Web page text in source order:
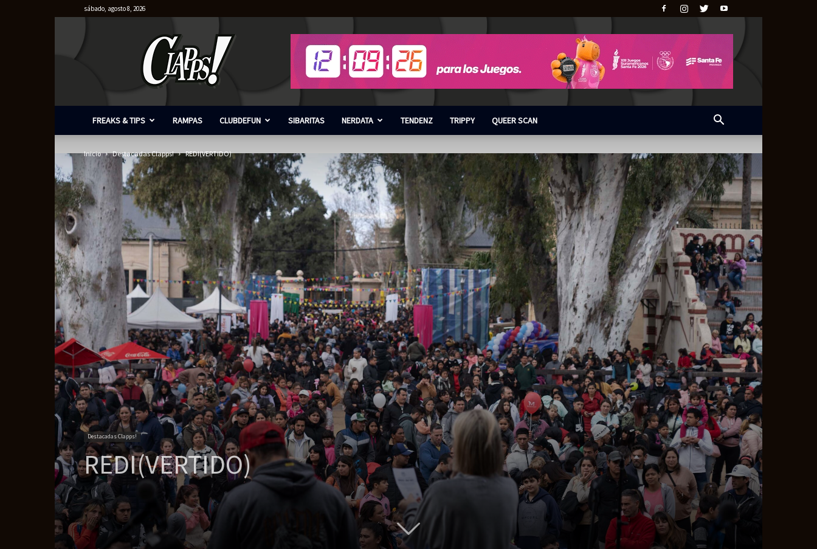
sábado, agosto 8, 2026
FREAKS & TIPS RAMPAS CLUBDEFUN SIBARITAS NERDATA TENDENZ TRIPPY QUEER SCAN
Inicio Destacadas Clapps! REDI(VERTIDO)
Destacadas Clapps!
REDI(VERTIDO)